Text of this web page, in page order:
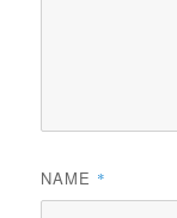
NAME *